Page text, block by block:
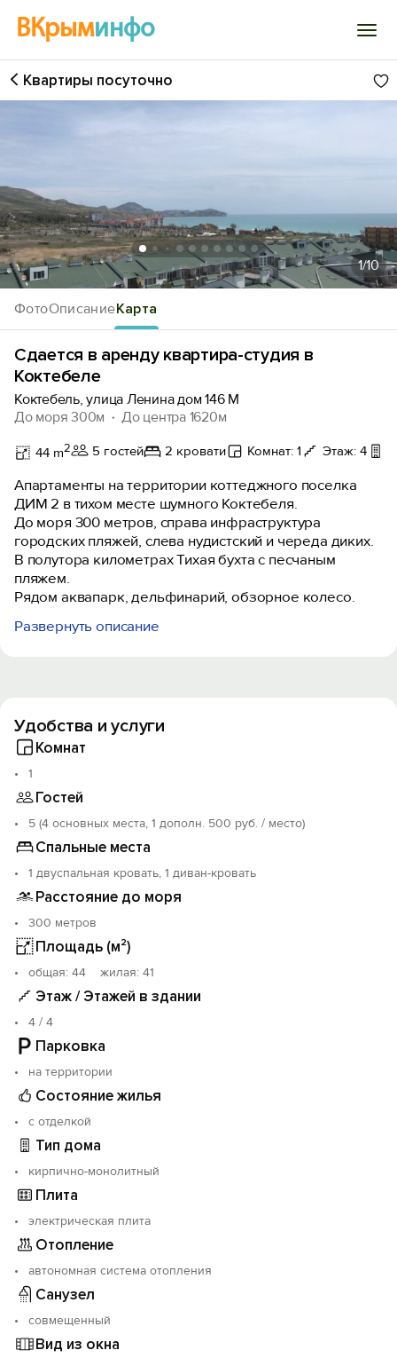
ВКрыминфо
Войти
Добавить свой объект
ФотоОписаниеКарта
Квартиры посуточно
1/10
Сдается в аренду квартира-студия в
Коктебеле
Коктебель, улица Ленина дом 146 М
До моря 300м
До центра 1620м
44 m2 5 гостей 2 кровати Комнат: 1 Этаж: 4
Апартаменты на территории коттеджного поселка
ДИМ 2 в тихом месте шумного Коктебеля.
До моря 300 метров, справа инфраструктура
городских пляжей, слева нудистский и череда диких.
В полутора километрах Тихая бухта с песчаным
пляжем.
Рядом аквапарк, дельфинарий, обзорное колесо.
Прекрасный вид на море и близлежащие холмы с
Добро пожаловать! но, обратите внимание - на 4 этаж
- пешком!
Развернуть описание
Удобства и услуги
Комнат
1
Гостей
5 (4 основных места, 1 дополн. 500 руб. / место)
Спальные места
1 двуспальная кровать, 1 диван-кровать
Расстояние до моря
300 метров
Площадь (м²)
oбщая: 44 жилая: 41
Этаж / Этажей в здании
4 / 4
Парковка
на территории
Состояние жилья
с отделкой
Тип дома
кирпично-монолитный
Плита
электрическая плита
Отопление
автономная система отопления
Санузел
совмещенный
Вид из окна